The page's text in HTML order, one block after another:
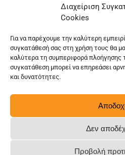
Διαχείριση
Cookies
Για να παρέχουμε την καλύτερη
συγκατάθεσή σας στη χρήση τους θα
καλύτερα τη συμπεριφορά
συγκατάθεση μπορεί να επηρεάσει
και δυνατότητες.
Δεν
Προβολή
© Copyright: Ethos Media S.A.